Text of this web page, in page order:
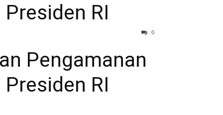
RI
0
Pengamanan
RI